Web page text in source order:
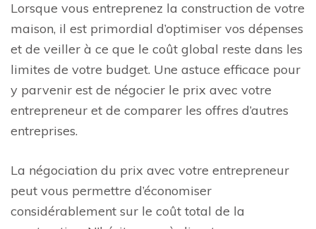
Lorsque vous entreprenez la construction de votre
maison, il est primordial d’optimiser vos dépenses
et de veiller à ce que le coût global reste dans les
limites de votre budget. Une astuce efficace pour
y parvenir est de négocier le prix avec votre
entrepreneur et de comparer les offres d’autres
entreprises.
La négociation du prix avec votre entrepreneur
peut vous permettre d’économiser
considérablement sur le coût total de la